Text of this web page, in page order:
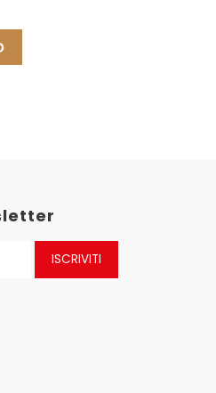
ISCRIVITI